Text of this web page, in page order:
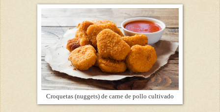
Croquetas (nuggets) de carne de pollo cultivado